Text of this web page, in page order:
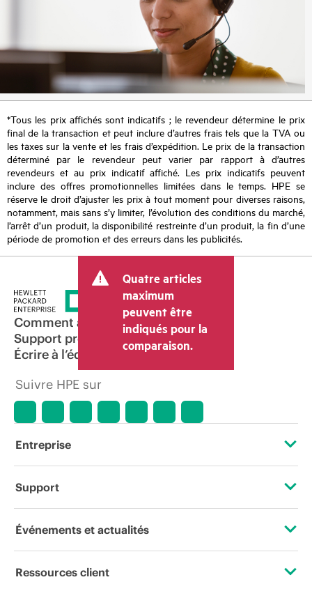
*Tous les prix affichés sont indicatifs ; le revendeur détermine le prix
final de la transaction et peut inclure d’autres frais tels que la TVA ou
les taxes sur la vente et les frais d’expédition. Le prix de la transaction
déterminé par le revendeur peut varier par rapport à d’autres
revendeurs et au prix indicatif affiché. Les prix indicatifs peuvent
inclure des offres promotionnelles limitées dans le temps. HPE se
réserve le droit d’ajuster les prix à tout moment pour diverses raisons,
notamment, mais sans s’y limiter, l’évolution des conditions du marché,
l’arrêt d’un produit, la disponibilité restreinte d’un produit, la fin d’une
période de promotion et des erreurs dans les publicités.
Quatre articles
maximum
peuvent être
indiqués pour la
comparaison.
Comment acheter
Support produit
Écrire à l’équipe commerciale
Suivre HPE sur
Entreprise
À propos de HPE
Responsabilité d’entreprise
Support
Services d’assistance opérationnelle (OSS)
Événements et actualités
Événements
Ressources client